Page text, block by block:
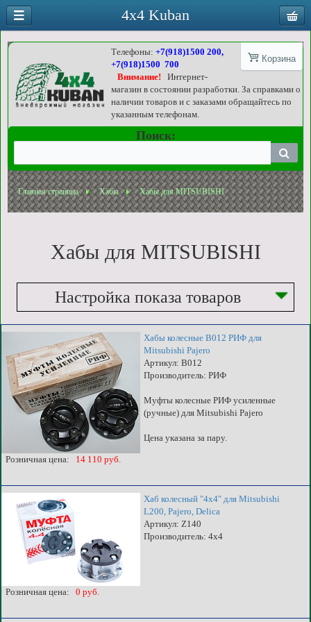
Корзина
Телефоны:+7(918)1500 200,
+7(918)1500 700
Внимание!
Интернет-
магазин в состоянии разработки. За справками о
наличии товаров и с заказами обращайтесь по
указанным телефонам.
Поиск:
Главная страница Хабы Хабы для MITSUBISHI
Хабы для MITSUBISHI
Настройка показа товаров
Хабы колесные B012 РИФ для
Mitsubishi Pajero
Артикул: B012
Производитель: РИФ
Муфты колесные РИФ усиленные
(ручные) для Mitsubishi Pajero
Цена указана за пару.
Розничная цена: 14 110 руб.
Хаб колесный "4x4" для Mitsubishi
L200, Pajero, Delica
Артикул: Z140
Производитель: 4x4
Розничная цена: 0 руб.
4x4 Kuban